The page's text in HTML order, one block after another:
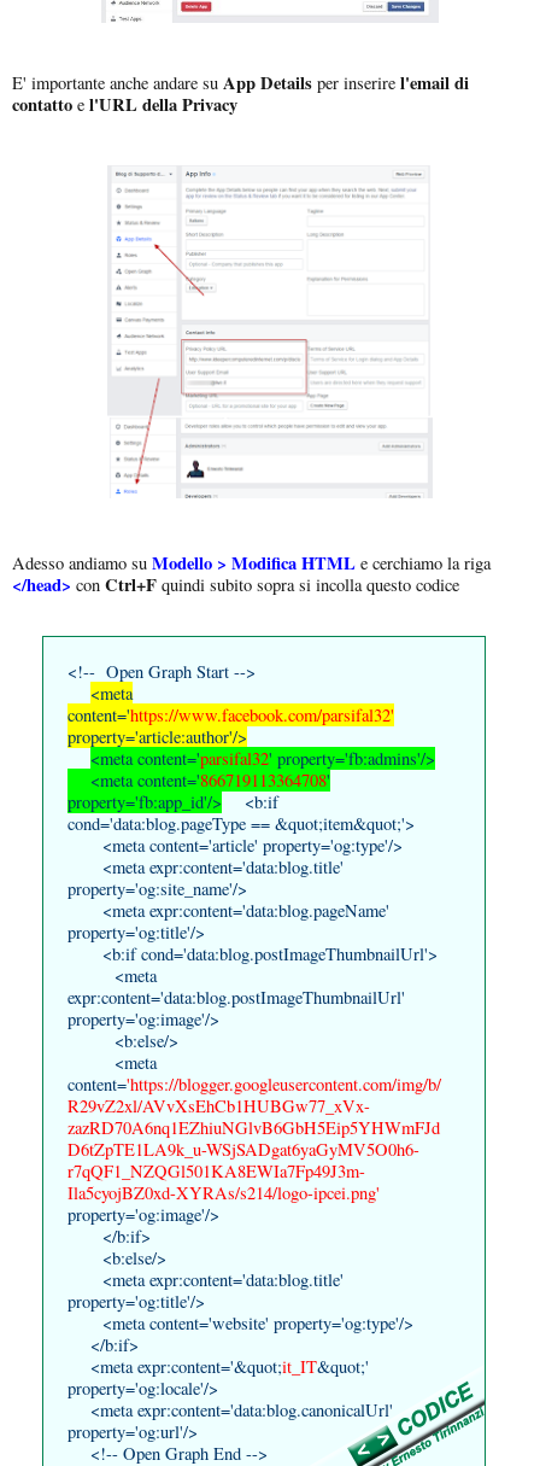
E' importante anche andare su App Details per inserire l'email di
contatto e l'URL della Privacy
Adesso andiamo su Modello > Modifica HTML e cerchiamo la riga
</head> con Ctrl+F quindi subito sopra si incolla questo codice
<!-- Open Graph Start -->
<meta
content='https://www.facebook.com/parsifal32'
property='article:author'/>
<meta content='parsifal32' property='fb:admins'/>
<meta content='866719113364708'
property='fb:app_id'/> <b:if
cond='data:blog.pageType == &quot;item&quot;'>
<meta content='article' property='og:type'/>
<meta expr:content='data:blog.title'
property='og:site_name'/>
<meta expr:content='data:blog.pageName'
property='og:title'/>
<b:if cond='data:blog.postImageThumbnailUrl'>
<meta
expr:content='data:blog.postImageThumbnailUrl'
property='og:image'/>
<b:else/>
<meta
content='https://blogger.googleusercontent.com/img/b/
R29vZ2xl/AVvXsEhCb1HUBGw77_xVx-
zazRD70A6nq1EZhiuNGlvB6GbH5Eip5YHWmFJd
D6tZpTE1LA9k_u-WSjSADgat6yaGyMV5O0h6-
r7qQF1_NZQGl501KA8EWIa7Fp49J3m-
Ila5cyojBZ0xd-XYRAs/s214/logo-ipcei.png'
property='og:image'/>
</b:if>
<b:else/>
<meta expr:content='data:blog.title'
property='og:title'/>
<meta content='website' property='og:type'/>
</b:if>
<meta expr:content='&quot;it_IT&quot;'
property='og:locale'/>
<meta expr:content='data:blog.canonicalUrl'
property='og:url'/>
<!-- Open Graph End -->